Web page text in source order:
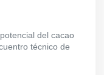
del cacao
técnico de